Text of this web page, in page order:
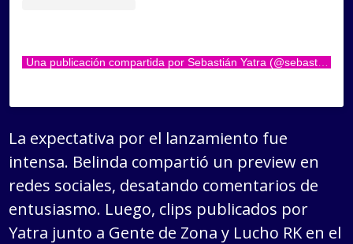
La expectativa por el lanzamiento fue
intensa. Belinda compartió un preview en
redes sociales, desatando comentarios de
entusiasmo. Luego, clips publicados por
Yatra junto a Gente de Zona y Lucho RK en el